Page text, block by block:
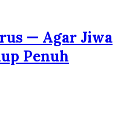
— Agar Jiwa
Penuh